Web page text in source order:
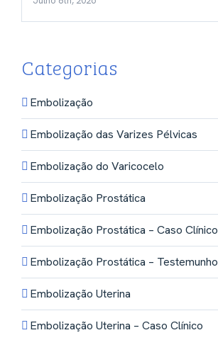
Categorias
Embolização
Embolização das Varizes Pélvicas
Embolização do Varicocelo
Embolização Prostática
Embolização Prostática – Caso Clínico
Embolização Prostática – Testemunho
Embolização Uterina
Embolização Uterina – Caso Clínico